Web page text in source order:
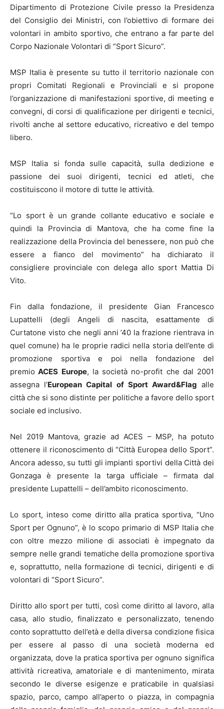
Dipartimento di Protezione Civile presso la Presidenza
del Consiglio dei Ministri, con l’obiettivo di formare dei
volontari in ambito sportivo, che entrano a far parte del
Corpo Nazionale Volontari di “Sport Sicuro”.
MSP Italia è presente su tutto il territorio nazionale con
propri Comitati Regionali e Provinciali e si propone
l’organizzazione di manifestazioni sportive, di meeting e
convegni, di corsi di qualificazione per dirigenti e tecnici,
rivolti anche al settore educativo, ricreativo e del tempo
libero.
MSP Italia si fonda sulle capacità, sulla dedizione e
passione dei suoi dirigenti, tecnici ed atleti, che
costituiscono il motore di tutte le attività.
“Lo sport è un grande collante educativo e sociale e
quindi la Provincia di Mantova, che ha come fine la
realizzazione della Provincia del benessere, non può che
essere a fianco del movimento” ha dichiarato il
consigliere provinciale con delega allo sport Mattia Di
Vito.
Fin dalla fondazione, il presidente Gian Francesco
Lupattelli (degli Angeli di nascita, esattamente di
Curtatone visto che negli anni ’40 la frazione rientrava in
quel comune) ha le proprie radici nella storia dell’ente di
promozione sportiva e poi nella fondazione del
premio ACES Europe, la società no-profit che dal 2001
assegna l’European Capital of Sport Award&Flag alle
città che si sono distinte per politiche a favore dello sport
sociale ed inclusivo.
Nel 2019 Mantova, grazie ad ACES – MSP, ha potuto
ottenere il riconoscimento di “Città Europea dello Sport”.
Ancora adesso, su tutti gli impianti sportivi della Città dei
Gonzaga è presente la targa ufficiale – firmata dal
presidente Lupattelli – dell’ambito riconoscimento.
Lo sport, inteso come diritto alla pratica sportiva, “Uno
Sport per Ognuno”, è lo scopo primario di MSP Italia che
con oltre mezzo milione di associati è impegnato da
sempre nelle grandi tematiche della promozione sportiva
e, soprattutto, nella formazione di tecnici, dirigenti e di
volontari di “Sport Sicuro”.
Diritto allo sport per tutti, così come diritto al lavoro, alla
casa, allo studio, finalizzato e personalizzato, tenendo
conto soprattutto dell’età e della diversa condizione fisica
per essere al passo di una società moderna ed
organizzata, dove la pratica sportiva per ognuno significa
attività ricreativa, amatoriale e di mantenimento, mirata
secondo le diverse esigenze e praticabile in qualsiasi
spazio, parco, campo all’aperto o piazza, in compagnia